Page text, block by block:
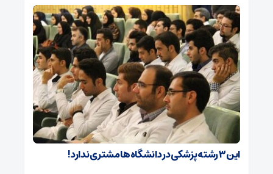
این ۳ رشته پزشکی در دانشگاه‌ها مشتری ندارد!